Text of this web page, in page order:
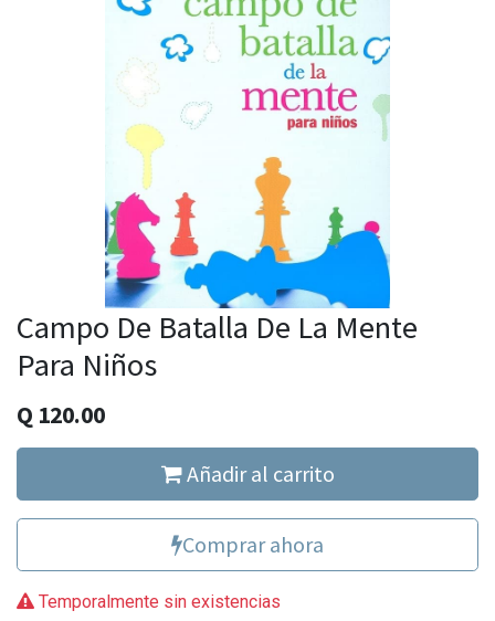
Campo De Batalla De La Mente
Para Niños
Q 120.00
Añadir al carrito
Comprar ahora
Temporalmente sin existencias